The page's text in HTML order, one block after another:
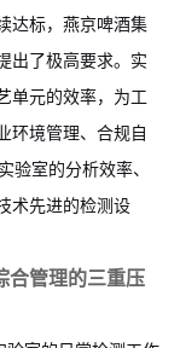
达标，燕京啤酒集
出了极高要求。实
单元的效率，为工
环境管理、合规自
验室的分析效率、
术先进的检测设
合管理的三重压